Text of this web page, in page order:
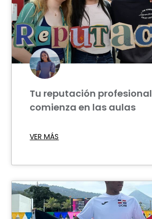
Tu reputación profesional
comienza en las aulas
VER MÁS